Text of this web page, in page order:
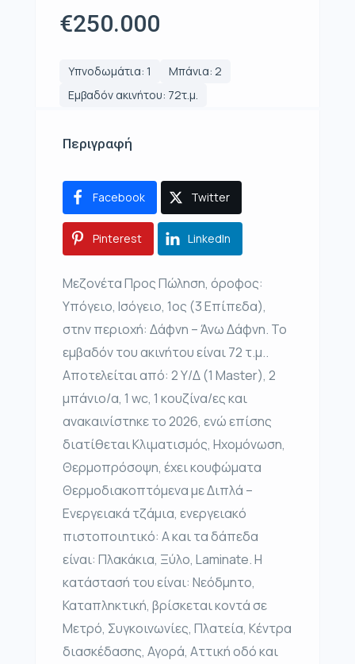
€250.000
Υπνοδωμάτια: 1
Μπάνια: 2
Εμβαδόν ακινήτου: 72τ.μ.
Περιγραφή
Facebook Twitter
Pinterest LinkedIn
Μεζονέτα Προς Πώληση, όροφος:
Υπόγειο, Ισόγειο, 1ος (3 Επίπεδα),
στην περιοχή: Δάφνη – Άνω Δάφνη. Το
εμβαδόν του ακινήτου είναι 72 τ.μ..
Αποτελείται από: 2 Υ/Δ (1 Master), 2
μπάνιο/α, 1 wc, 1 κουζίνα/ες και
ανακαινίστηκε το 2026, ενώ επίσης
διατίθεται Κλιματισμός, Ηχομόνωση,
Θερμοπρόσοψη, έχει κουφώματα
Θερμοδιακοπτόμενα με Διπλά –
Ενεργειακά τζάμια, ενεργειακό
πιστοποιητικό: Α και τα δάπεδα
είναι: Πλακάκια, Ξύλο, Laminate. Η
κατάστασή του είναι: Νεόδμητο,
Καταπληκτική, βρίσκεται κοντά σε
Μετρό, Συγκοινωνίες, Πλατεία, Κέντρα
διασκέδασης, Αγορά, Αττική οδό και